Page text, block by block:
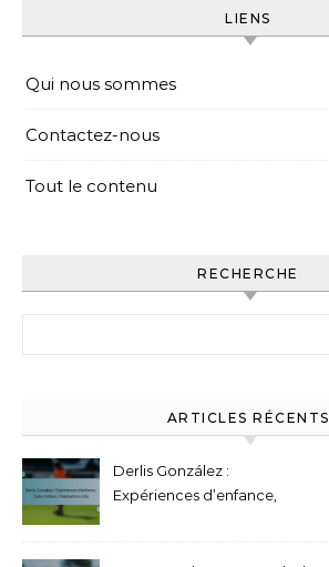
LIENS
Qui nous sommes
Contactez-nous
Tout le contenu
RECHERCHE
ARTICLES RÉCENTS
Derlis González :
Expériences d’enfance,